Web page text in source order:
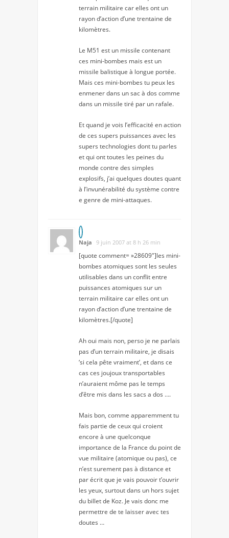
terrain militaire car elles ont un
rayon d’action d’une trentaine de
kilomètres.
Le M51 est un missile contenant
ces mini-bombes mais est un
missile balistique à longue portée.
Mais ces mini-bombes tu peux les
enmener dans un sac à dos comme
dans un missile tiré par un rafale.
Et quand je vois l’efficacité en action
de ces supers puissances avec les
supers technologies dont tu parles
et qui ont toutes les peines du
monde contre des simples
explosifs, j’ai quelques doutes quant
à l’invunérabilité du système contre
e genre de mini-attaques.
Naja 9 juin 2007 at 8 h 26 min
[quote comment= »28609″]les mini-
bombes atomiques sont les seules
utilisables dans un conflit entre
puissances atomiques sur un
terrain militaire car elles ont un
rayon d’action d’une trentaine de
kilomètres.[/quote]
Ah oui mais non, perso je ne parlais
pas d’un terrain militaire, je disais
‘si cela pête vraiment’, et dans ce
cas ces joujoux transportables
n’auraient môme pas le temps
d’être mis dans les sacs a dos ….
Mais bon, comme apparemment tu
fais partie de ceux qui croient
encore à une quelconque
importance de la France du point de
vue militaire (atomique ou pas), ce
n’est surement pas à distance et
par écrit que je vais pouvoir t’ouvrir
les yeux, surtout dans un hors sujet
du billet de Koz. Je vais donc me
permettre de te laisser avec tes
doutes …